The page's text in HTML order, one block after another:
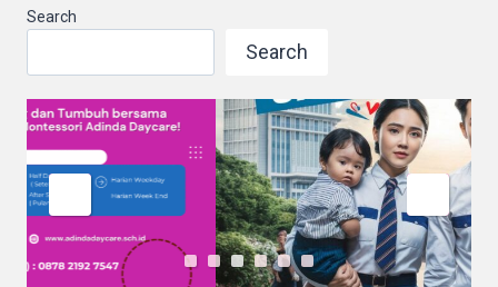
Search
Search